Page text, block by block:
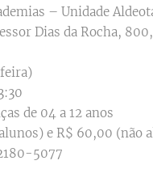
– Unidade
Dias da Rocha,
de 04 a 12 anos
e R$ 60,00 (não
5077